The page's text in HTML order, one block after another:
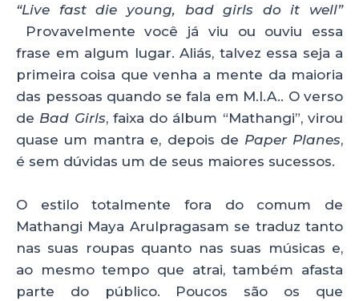
a
ts
A
p
p
c
e
b
o
o
k
k
e
dI
n
a
re
“Live fast die young, bad girls do it well”
Provavelmente você já viu ou ouviu essa
frase em algum lugar. Aliás, talvez essa seja a
primeira coisa que venha a mente da maioria
das pessoas quando se fala em M.I.A.. O verso
de Bad Girls, faixa do álbum “Mathangi”, virou
quase um mantra e, depois de Paper Planes,
é sem dúvidas um de seus maiores sucessos.
O estilo totalmente fora do comum de
Mathangi Maya Arulpragasam se traduz tanto
nas suas roupas quanto nas suas músicas e,
ao mesmo tempo que atrai, também afasta
parte do público. Poucos são os que